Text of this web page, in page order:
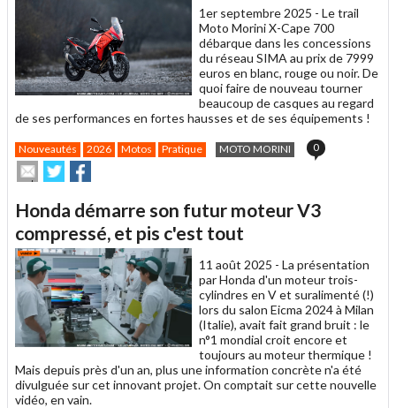
1er septembre 2025 - Le trail
Moto Morini X-Cape 700
débarque dans les concessions
du réseau SIMA au prix de 7999
euros en blanc, rouge ou noir. De
quoi faire de nouveau tourner
beaucoup de casques au regard
de ses performances en fortes hausses et de ses équipements !
Nouveautés 2026 Motos Pratique MOTO MORINI 0
Envoyer
cet
à
un
ami
Partager
sur
sur
Honda démarre son futur moteur V3
compressé, et pis c'est tout
11 août 2025 - La présentation
par Honda d'un moteur trois-
cylindres en V et suralimenté (!)
lors du salon Eicma 2024 à Milan
(Italie), avait fait grand bruit : le
n°1 mondial croit encore et
toujours au moteur thermique !
Mais depuis près d'un an, plus une information concrète n'a été
divulguée sur cet innovant projet. On comptait sur cette nouvelle
vidéo, en vain.